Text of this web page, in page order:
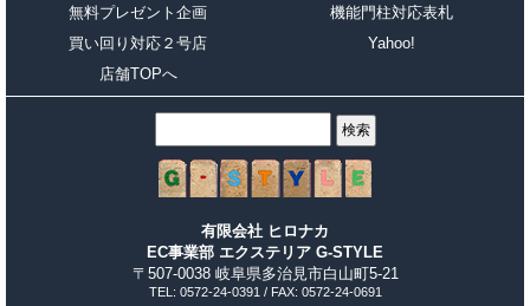
無料プレゼント企画
機能門柱対応表札
買い回り対応２号店
Yahoo!
店舗TOPへ
有限会社 ヒロナカ
EC事業部 エクステリア G-STYLE
〒507-0038 岐阜県多治見市白山町5-21
TEL: 0572-24-0391 / FAX: 0572-24-0691